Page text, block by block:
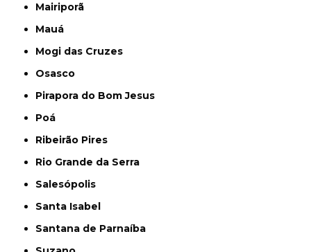
Mairiporã
Mauá
Mogi das Cruzes
Osasco
Pirapora do Bom Jesus
Poá
Ribeirão Pires
Rio Grande da Serra
Salesópolis
Santa Isabel
Santana de Parnaíba